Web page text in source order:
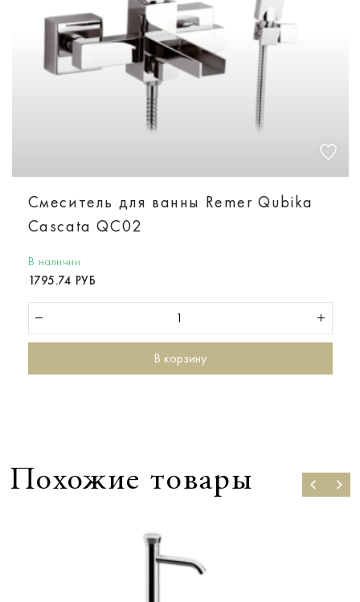
Смеситель для ванны Remer Qubika
Cascata QC02
В наличии
1795.74 РУБ
В корзину
Похожие товары